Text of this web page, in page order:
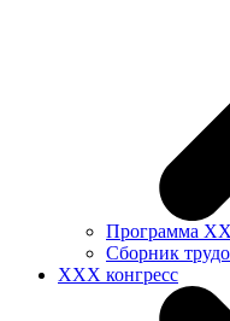
Программа
Сборник
XXX конгресс